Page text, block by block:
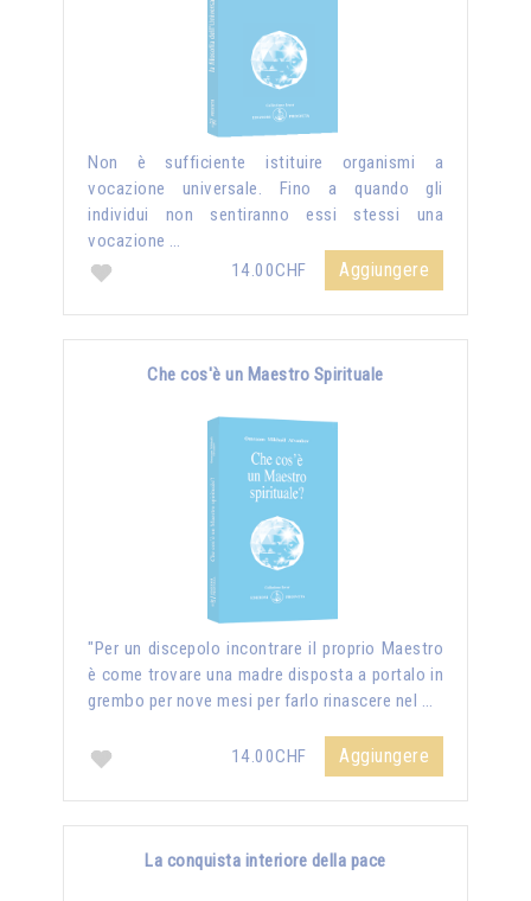
Non è sufficiente istituire organismi a
vocazione universale. Fino a quando gli
individui non sentiranno essi stessi una
vocazione …
14.00CHF
Aggiungere
Che cos'è un Maestro Spirituale
"Per un discepolo incontrare il proprio Maestro
è come trovare una madre disposta a portalo in
grembo per nove mesi per farlo rinascere nel …
14.00CHF Aggiungere
La conquista interiore della pace